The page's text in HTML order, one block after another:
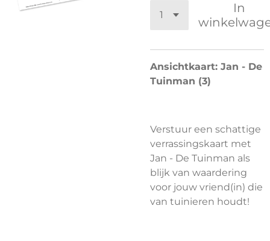
In
Ansichtkaart: Jan - De
Tuinman (3)
Verstuur een schattige
verrassingskaart met
Jan - De Tuinman als
blijk van waardering
voor jouw vriend(in) die
van tuinieren houdt!